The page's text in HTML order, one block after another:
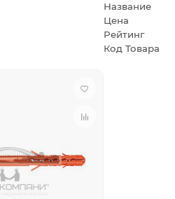
Название
Цена
Рейтинг
Код Товара